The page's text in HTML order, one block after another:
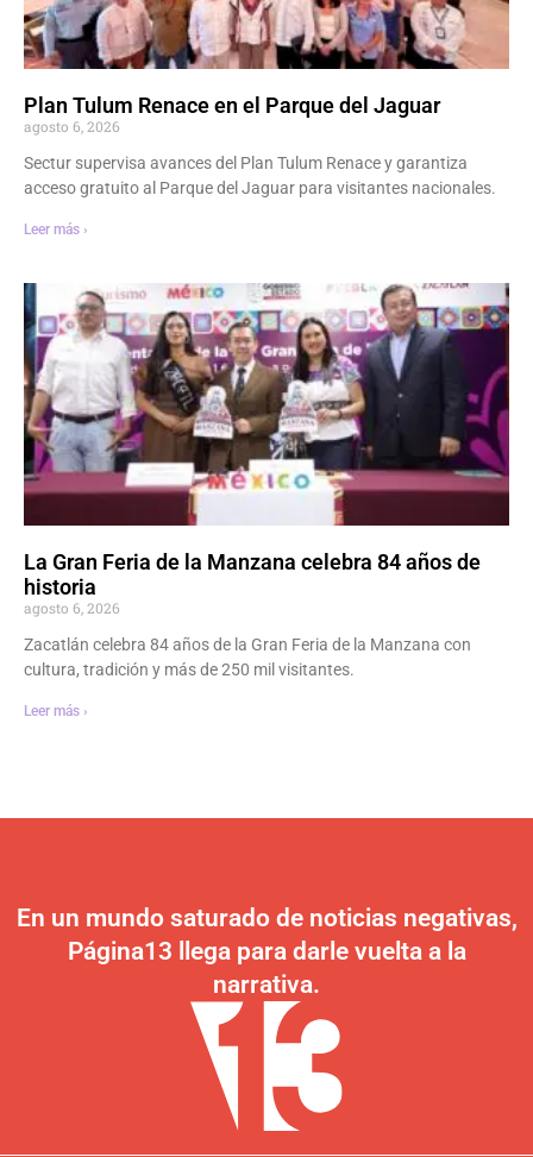
Plan Tulum Renace en el Parque del Jaguar
agosto 6, 2026
Sectur supervisa avances del Plan Tulum Renace y garantiza
acceso gratuito al Parque del Jaguar para visitantes nacionales.
Leer más ›
La Gran Feria de la Manzana celebra 84 años de
historia
agosto 6, 2026
Zacatlán celebra 84 años de la Gran Feria de la Manzana con
cultura, tradición y más de 250 mil visitantes.
Leer más ›
En un mundo saturado de noticias negativas,
Página13 llega para darle vuelta a la
narrativa.